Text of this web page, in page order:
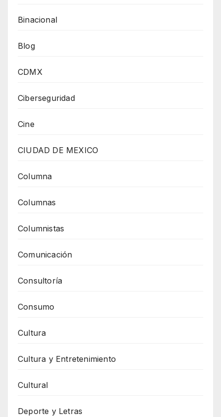
Binacional
Blog
CDMX
Ciberseguridad
Cine
CIUDAD DE MEXICO
Columna
Columnas
Columnistas
Comunicación
Consultoría
Consumo
Cultura
Cultura y Entretenimiento
Cultural
Deporte y Letras